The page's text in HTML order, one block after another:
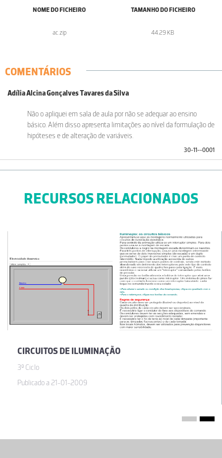
NOME DO FICHEIRO
ac.zip
TAMANHO DO FICHEIRO
44.29 KB
COMENTÁRIOS
Adília Alcina Gonçalves Tavares da Silva
Não o apliquei em sala de aula por não se adequar ao ensino
básico. Além disso apresenta limitações ao nível da formulação de
hipóteses e de alteração de variáveis.
30-11--0001
RECURSOS RELACIONADOS
CIRCUITOS DE ILUMINAÇÃO
3º Ciclo
Publicado a 21-01-2009